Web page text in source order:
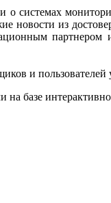
системах
из
и пользователей
на базе